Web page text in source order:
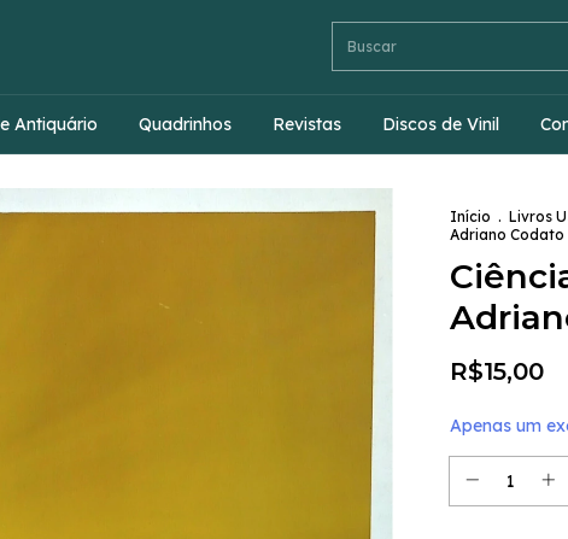
Antiquário Quadrinhos Revistas Discos de Vinil
Início . Livros
Adriano Codato
R$15,00
Apenas um